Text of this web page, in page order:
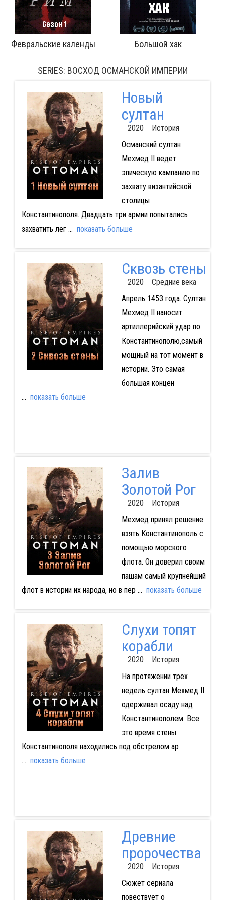
хак Сквозь стены
SERIES: ВОСХОД ОСМАНСКОЙ ИМПЕРИИ
Новый
султан
2020 История
Османский султан
Мехмед II ведет
эпическую кампанию по
захвату византийской
столицы
Константинополя. Двадцать три армии попытались
захватить лег... показать больше
Сквозь стены
2020 Средние века
Апрель 1453 года. Султан
Мехмед II наносит
артиллерийский удар по
Константинополю,самый
мощный на тот момент в
истории. Это самая
большая концен
... показать больше
Залив
Золотой Рог
2020 История
Мехмед принял решение
взять Константинополь с
помощью морского
флота. Он доверил своим
пашам самый крупнейший
флот в истории их народа, но в пер ... показать больше
Слухи топят
корабли
2020 История
На протяжении трех
недель султан Мехмед II
одерживал осаду над
Константинополем. Все
это время стены
Константинополя находились под обстрелом ар
... показать больше
Древние
пророчества
2020 История
Сюжет сериала
повествует о